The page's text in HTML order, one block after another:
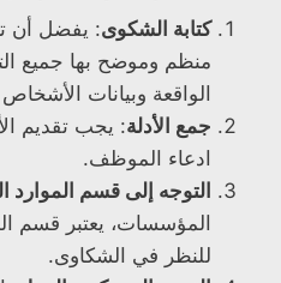
كتابة الشكوى: يفضل أن
منظم وموضح بها جميع
الواقعة وبيانات
جمع الأدلة: يجب تقديم
ادعاء الموظف.
التوجه إلى قسم الموارد
المؤسسات، يعتبر قسم
للنظر في الشكاوى.